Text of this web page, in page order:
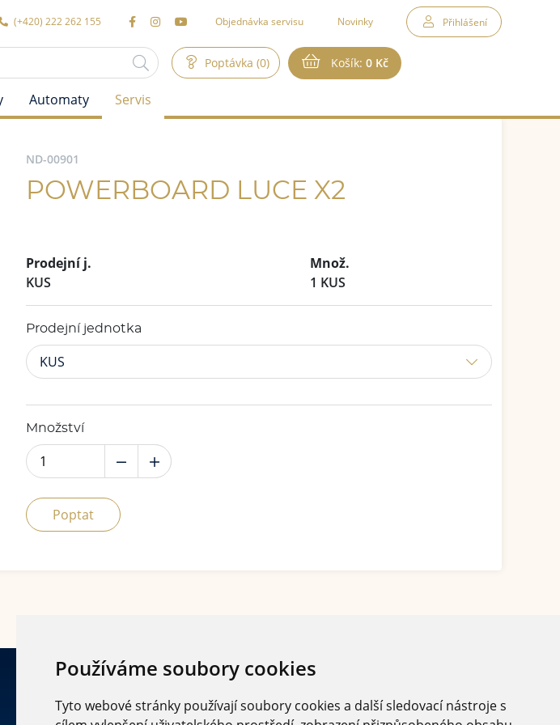
Používáme soubory cookies
Tyto webové stránky používají soubory cookies a další sledovací nástroje s
Přihlášení
(+420) 222 262 155 Objednávka servisu Novinky
Poptávka (0) Košík:0 Kč
ND-00901
POWERBOARD LUCE X2
Prodejní j.
Množ.
KUS
1 KUS
Prodejní jednotka
KUS
Množství
Poptat
Automaty Servis